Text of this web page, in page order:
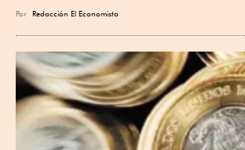
Por Redacción El Economista